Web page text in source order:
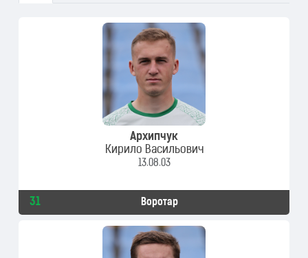
Архипчук
Кирило Васильович
13.08.03
31 Воротар